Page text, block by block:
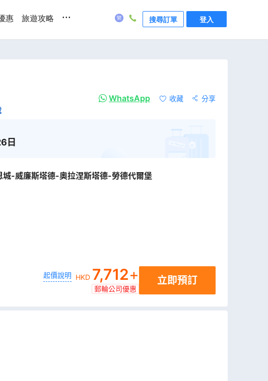
惠 旅遊攻略 ... 搜尋訂單 登入
WhatsApp 收藏
分享
日
城-威廉斯塔德-奧拉涅斯塔德-勞德代爾堡
起價說明 HKD 7,712+
郵輪公司優惠
立即預訂